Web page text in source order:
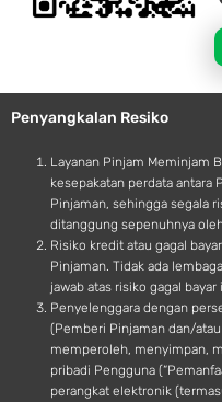
Penyangkalan Resiko
Layanan Pinjam Meminjam
kesepakatan perdata antara
Pinjaman, sehingga segala
ditanggung sepenuhnya
Risiko kredit atau gagal
Pinjaman. Tidak ada
jawab atas risiko gagal bayar
Penyelenggara dengan
(Pemberi Pinjaman dan/
memperoleh, menyimpan,
pribadi Pengguna
perangkat elektronik